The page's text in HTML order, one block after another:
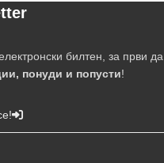
билтен, за први да
понуди и попусти!